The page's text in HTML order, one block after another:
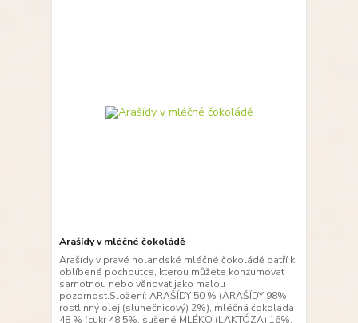
Arašídy v mléčné čokoládě
Arašídy v pravé holandské mléčné čokoládě patří k
oblíbené pochoutce, kterou můžete konzumovat
samotnou nebo věnovat jako malou
pozornost.Složení: ARAŠÍDY 50 % (ARAŠÍDY 98%,
rostlinný olej (slunečnicový) 2%), mléčná čokoláda
48 % (cukr 48,5%, sušené MLÉKO (LAKTÓZA) 16%,